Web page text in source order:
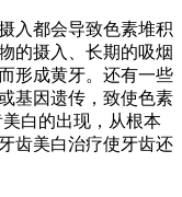
都会导致色素堆积
的摄入、长期的吸烟
形成黄牙。还有一些
基因遗传，致使色素
白的出现，从根本
齿美白治疗使牙齿还